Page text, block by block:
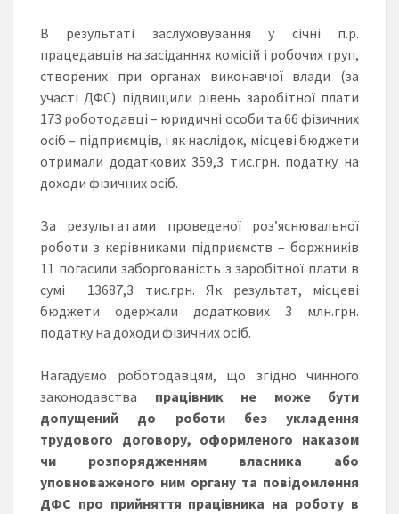
В результаті заслуховування у січні п.р.
працедавців на засіданнях комісій і робочих груп,
створених при органах виконавчої влади (за
участі ДФС) підвищили рівень заробітної плати
173 роботодавці – юридичні особи та 66 фізичних
осіб – підприємців, і як наслідок, місцеві бюджети
отримали додаткових 359,3 тис.грн. податку на
доходи фізичних осіб.
За результатами проведеної роз’яснювальної
роботи з керівниками підприємств – боржників
11 погасили заборгованість з заробітної плати в
сумі 13687,3 тис.грн. Як результат, місцеві
бюджети одержали додаткових 3 млн.грн.
податку на доходи фізичних осіб.
Нагадуємо роботодавцям, що згідно чинного
законодавства працівник не може бути
допущений до роботи без укладення
трудового договору, оформленого наказом
чи розпорядженням власника або
уповноваженого ним органу та повідомлення
ДФС про прийняття працівника на роботу в